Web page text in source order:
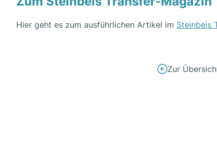
Hier geht es zum ausführlichen Artikel im Steinbeis
Zur